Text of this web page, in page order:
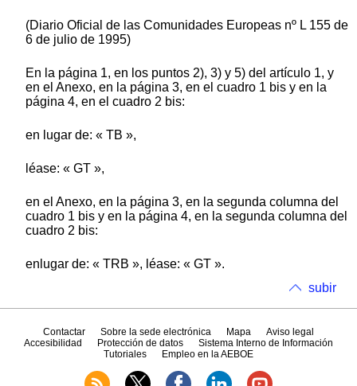
(Diario Oficial de las Comunidades Europeas nº L 155 de
6 de julio de 1995)
En la página 1, en los puntos 2), 3) y 5) del artículo 1, y
en el Anexo, en la página 3, en el cuadro 1 bis y en la
página 4, en el cuadro 2 bis:
en lugar de: « TB »,
léase: « GT »,
en el Anexo, en la página 3, en la segunda columna del
cuadro 1 bis y en la página 4, en la segunda columna del
cuadro 2 bis:
enlugar de: « TRB », léase: « GT ».
subir
Contactar Sobre la sede electrónica Mapa
Aviso legal
Accesibilidad
Protección de datos
Sistema Interno de Información
Tutoriales
Empleo en la AEBOE